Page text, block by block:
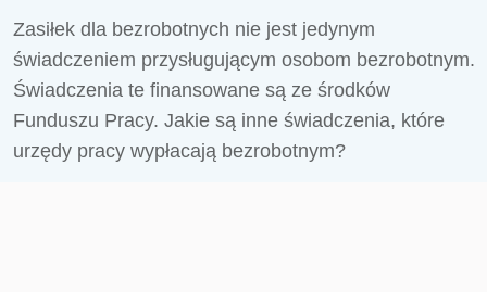
Zasiłek dla bezrobotnych nie jest jedynym
świadczeniem przysługującym osobom bezrobotnym.
Świadczenia te finansowane są ze środków
Funduszu Pracy. Jakie są inne świadczenia, które
urzędy pracy wypłacają bezrobotnym?